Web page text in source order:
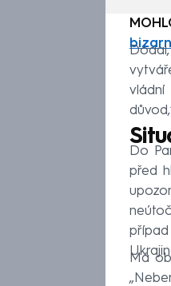
vládní
Do
před
Má